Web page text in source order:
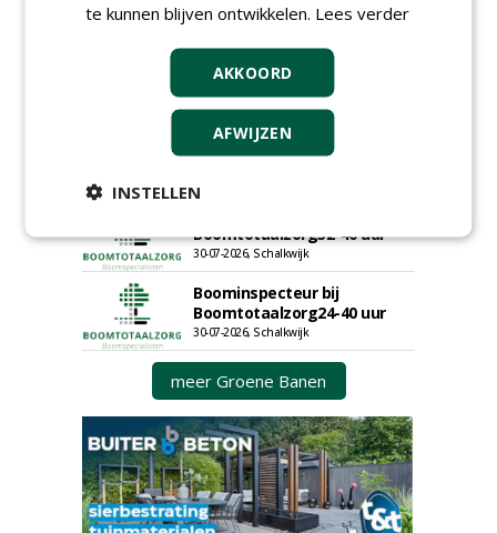
Proefveldmedewerker/
Chauffeur
landbouwmachines bij DSV
zaden Nederland B.V.
06-08-2026, Ven-Zelderheide
Kasmedewerker (fulltime) bij
DSV zaden Nederland B.V.
Boomtotaalzorg32-40 uur
30-07-2026, Schalkwijk
Boominspecteur bij
Boomtotaalzorg24-40 uur
30-07-2026, Schalkwijk
meer Groene Banen
te kunnen blijven ontwikkelen. Lees verder
AKKOORD
AFWIJZEN
INSTELLEN